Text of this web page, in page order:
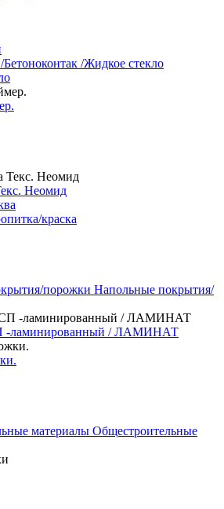
Бетоноконтак /Жидкое стекло
Неомид
краска
Напольные покрытия/
ламинированный / ЛАМИНАТ
Общестроительные